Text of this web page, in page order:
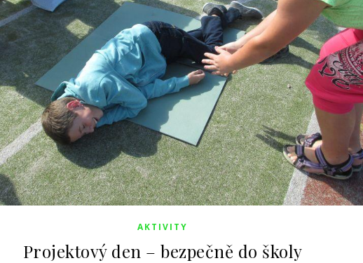
AKTIVITY
Projektový den – bezpečně do školy